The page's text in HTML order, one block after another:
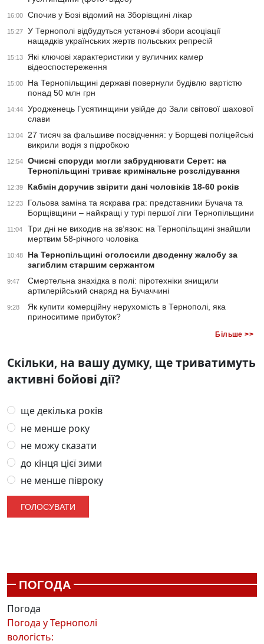
16:00 Спочив у Бозі відомий на Зборівщині лікар
15:27
У Тернополі відбудуться установчі збори асоціації
нащадків українських жертв польських репресій
15:13
Які ключові характеристики у вуличних камер
відеоспостереження
15:00
На Тернопільщині державі повернули будівлю вартістю
понад 50 млн грн
14:44
Уродженець Гусятинщини увійде до Зали світової шахової
слави
13:04
27 тисяч за фальшиве посвідчення: у Борщеві поліцейські
викрили водія з підробкою
12:54
Очисні споруди могли забруднювати Серет: на
Тернопільщині триває кримінальне розслідування
12:39 Кабмін доручив звірити дані чоловіків 18-60 років
12:23
Гольова заміна та яскрава гра: представники Бучача та
Борщівщини – найкращі у турі першої ліги Тернопільщини
11:04
Три дні не виходив на зв’язок: на Тернопільщині знайшли
мертвим 58-річного чоловіка
10:48
На Тернопільщині оголосили дводенну жалобу за
загиблим старшим сержантом
9:47
Смертельна знахідка в полі: піротехніки знищили
артилерійський снаряд на Бучаччині
9:28
Як купити комерційну нерухомість в Тернополі, яка
приноситиме прибуток?
Більше >>
Скільки, на вашу думку, ще триватимуть
активні бойові дії?
ще декілька років
не менше року
не можу сказати
до кінця цієї зими
не менше півроку
ПОГОДА
Погода
Погода уТернополі
вологість: